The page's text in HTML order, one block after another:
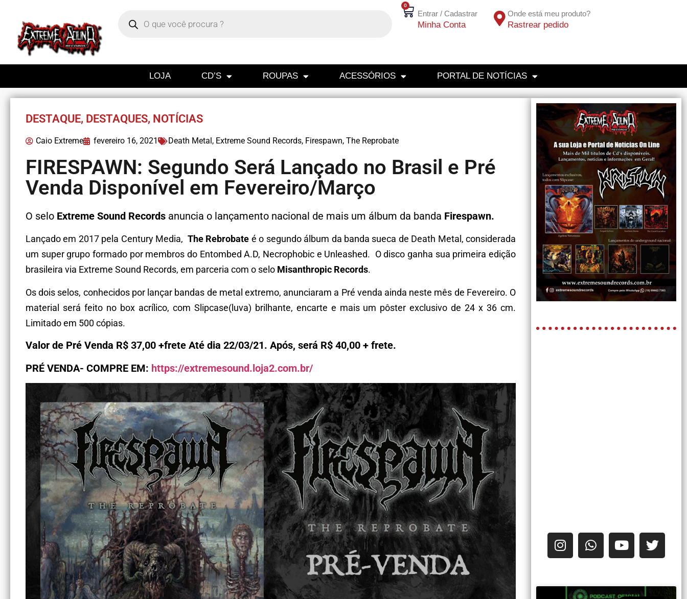
0
Entrar / Cadastrar
Minha Conta
Onde está meu produto?
Rastrear pedido
LOJA CD’S ROUPAS ACESSÓRIOS PORTAL DE NOTÍCIAS
DESTAQUE, DESTAQUES, NOTÍCIAS
Caio Extreme fevereiro 16, 2021 Death Metal, Extreme Sound Records, Firespawn, The Reprobate
FIRESPAWN: Segundo Será Lançado no Brasil e Pré
Venda Disponível em Fevereiro/Março
O selo Extreme Sound Records anuncia o lançamento nacional de mais um álbum da banda Firespawn.
Lançado em 2017 pela Century Media, The Rebrobate é o segundo álbum da banda sueca de Death Metal, considerada
um super grupo formado por membros do Entombed A.D, Necrophobic e Unleashed. O disco ganha sua primeira edição
brasileira via Extreme Sound Records, em parceria com o selo Misanthropic Records.
Os dois selos, conhecidos por lançar bandas de metal extremo, anunciaram a Pré venda ainda neste mês de Fevereiro. O
material será feito no box acrílico, com Slipcase(luva) brilhante, encarte e mais um pôster exclusivo de 24 x 36 cm.
Limitado em 500 cópias.
Valor de Pré Venda R$ 37,00 +frete Até dia 22/03/21. Após, será R$ 40,00 + frete.
PRÉ VENDA- COMPRE EM: https://extremesound.loja2.com.br/